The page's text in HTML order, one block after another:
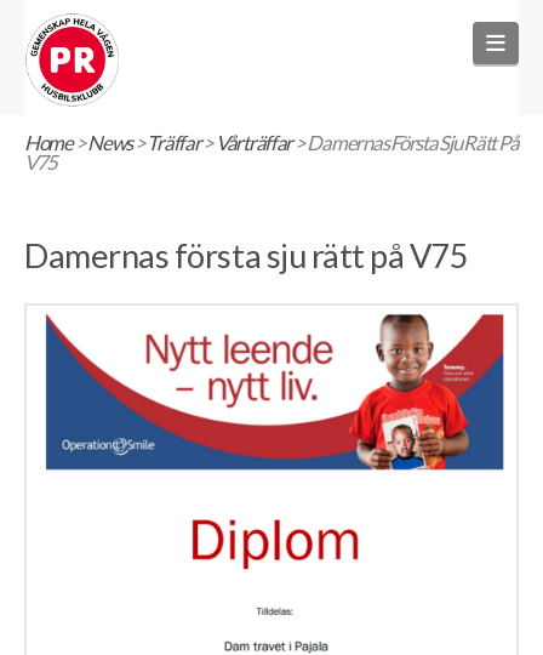
Home>News>Träffar>Vårträffar>Damernas Första Sju Rätt På
V75
Damernas första sju rätt på V75